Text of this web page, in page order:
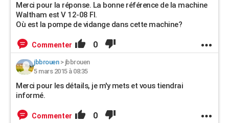
Merci pour la réponse. La bonne référence de la machine
Waltham est V 12-08 FI.
Où est la pompe de vidange dans cette machine?
Commenter 0
jbbrouen> jbbrouen
5 mars 2015 à 08:35
Merci pour les détails, je m'y mets et vous tiendrai
informé.
Commenter 0